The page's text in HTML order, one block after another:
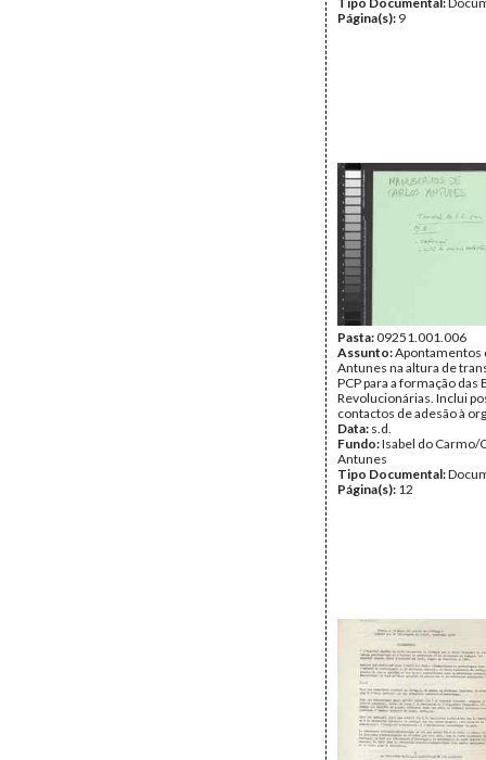
Página(s): 9
Pasta:09251.001.006
Assunto:Apontamentos
Antunes na altura de
PCP para a formação das
Revolucionárias. Inclui
contactos de adesão à
Data: s.d.
Fundo:Isabel do Carmo/
Antunes
Tipo Documental:
Página(s): 12